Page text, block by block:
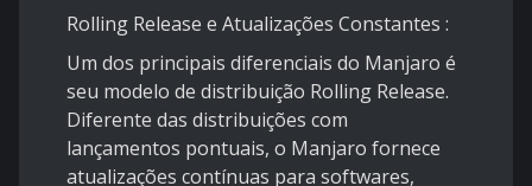
Rolling Release e Atualizações Constantes :
Um dos principais diferenciais do Manjaro é
seu modelo de distribuição Rolling Release.
Diferente das distribuições com
lançamentos pontuais, o Manjaro fornece
atualizações contínuas para softwares,